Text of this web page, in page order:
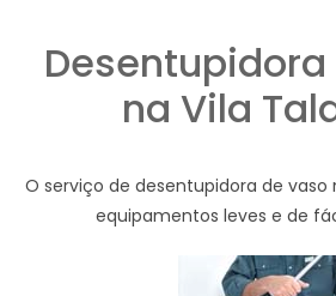
na Vila
O serviço de desentupidora de vaso
equipamentos leves e de